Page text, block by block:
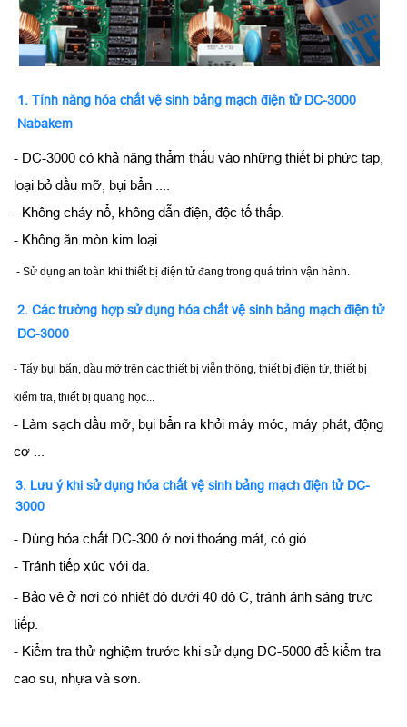
1. Tính năng hóa chất vệ sinh bảng mạch điện tử DC-3000
Nabakem
- DC-3000 có khả năng thẩm thấu vào những thiết bị phức tạp,
loại bỏ dầu mỡ, bụi bẩn ....
- Không cháy nổ, không dẫn điện, độc tố thấp.
- Không ăn mòn kim loại.
- Sử dụng an toàn khi thiết bị điện tử đang trong quá trình vận hành.
2. Các trường hợp sử dụng hóa chất vệ sinh bảng mạch điện tử
DC-3000
- Tẩy bụi bẩn, dầu mỡ trên các thiết bị viễn thông, thiết bị điện tử, thiết bị
kiểm tra, thiết bị quang học...
- Làm sạch dầu mỡ, bụi bẩn ra khỏi máy móc, máy phát, động
cơ ...
3. Lưu ý khi sử dụng hóa chất vệ sinh bảng mạch điện tử DC-
3000
- Dùng hóa chất DC-300 ở nơi thoáng mát, có gió.
- Tránh tiếp xúc với da.
- Bảo vệ ở nơi có nhiệt độ dưới 40 độ C, tránh ánh sáng trực
tiếp.
- Kiểm tra thử nghiệm trước khi sử dụng DC-5000 để kiểm tra
cao su, nhựa và sơn.